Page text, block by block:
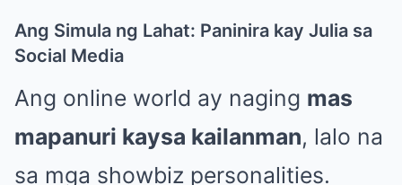
Ang Simula ng Lahat: Paninira kay Julia sa
Social Media
Ang online world ay naging mas
mapanuri kaysa kailanman, lalo na
sa mga showbiz personalities.